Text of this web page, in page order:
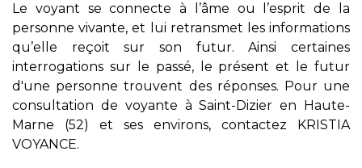
Le voyant se connecte à l’âme ou l’esprit de la
personne vivante, et lui retransmet les informations
qu’elle reçoit sur son futur. Ainsi certaines
interrogations sur le passé, le présent et le futur
d'une personne trouvent des réponses. Pour une
consultation de voyante à Saint-Dizier en Haute-
Marne (52) et ses environs, contactez KRISTIA
VOYANCE.